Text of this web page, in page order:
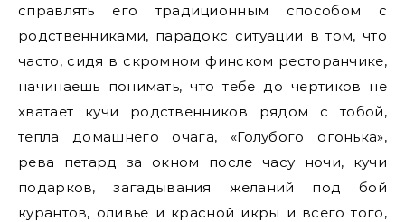
справлять его традиционным способом с
родственниками, парадокс ситуации в том, что
часто, сидя в скромном финском ресторанчике,
начинаешь понимать, что тебе до чертиков не
хватает кучи родственников рядом с тобой,
тепла домашнего очага, «Голубого огонька»,
рева петард за окном после часу ночи, кучи
подарков, загадывания желаний под бой
курантов, оливье и красной икры и всего того,